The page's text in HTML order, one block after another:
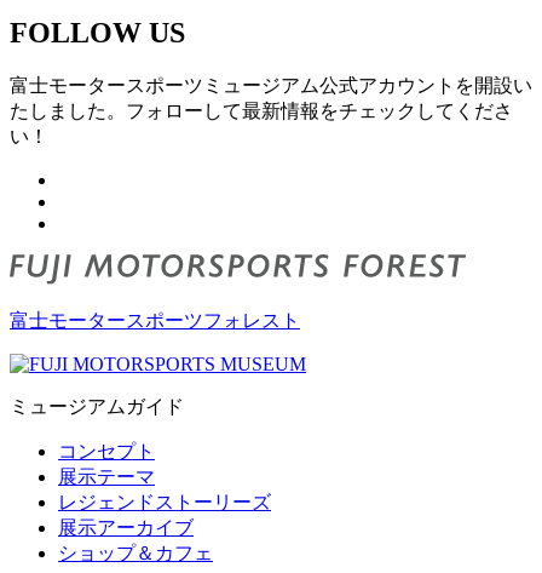
FOLLOW US
富士モータースポーツミュージアム公式アカウントを開設い
たしました。フォローして最新情報をチェックしてくださ
い！
富士モータースポーツフォレスト
ミュージアムガイド
コンセプト
展示テーマ
レジェンドストーリーズ
展示アーカイブ
ショップ＆カフェ